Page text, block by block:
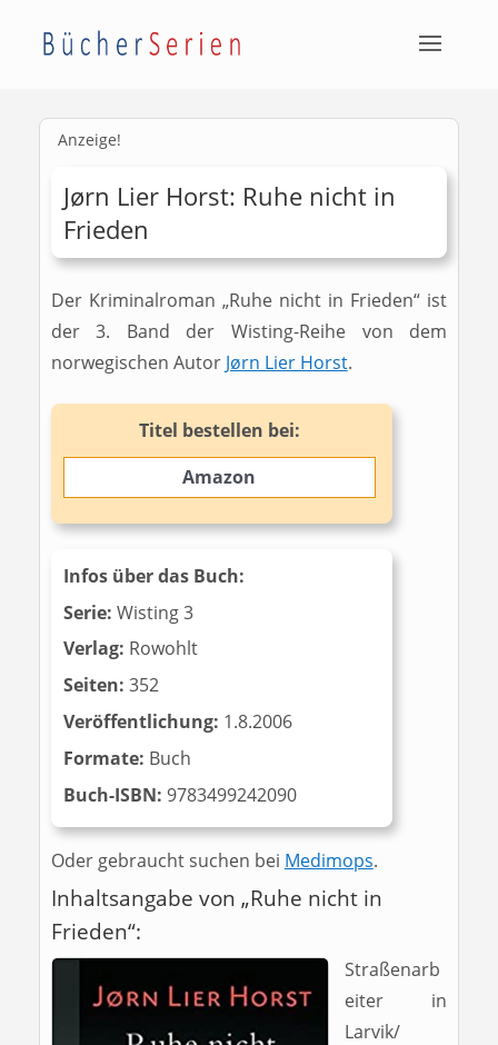
Anzeige!
Jørn Lier Horst: Ruhe nicht in
Frieden
Der Kriminalroman „Ruhe nicht in Frieden“ ist
der 3. Band der Wisting-Reihe von dem
norwegischen Autor Jørn Lier Horst.
Titel bestellen bei:
Amazon
Infos über das Buch:
Serie: Wisting 3
Verlag: Rowohlt
Seiten: 352
Veröffentlichung: 1.8.2006
Formate: Buch
Buch-ISBN: ‎‎ 9783499242090
Oder gebraucht suchen bei Medimops.
Inhaltsangabe von „Ruhe nicht in
Frieden“:
Straßenarb
eiter in
Larvik/